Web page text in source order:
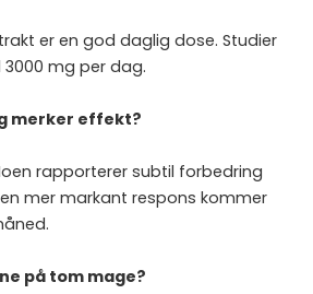
er en god daglig dose. Studier
mg per dag.
merker effekt?
rapporterer subtil forbedring
mer markant respons kommer
på tom mage?